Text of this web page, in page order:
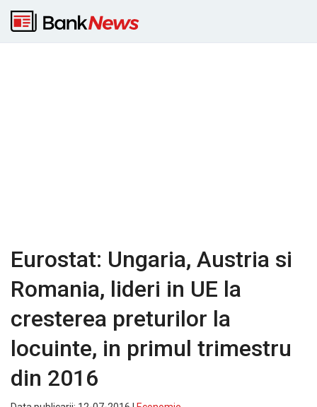
Eurostat: Ungaria, Austria si
Romania, lideri in UE la
cresterea preturilor la
locuinte, in primul trimestru
din 2016